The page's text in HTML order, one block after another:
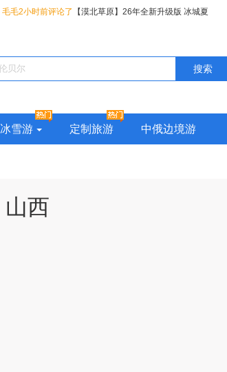
毛毛2小时前评论了 【漠北草原】26年全新升级版 冰城夏
岭最北漠河、邂逅极光北极村、十八站鄂伦春民族乡、纵
览国境线最美331、双子城俄罗斯边境黑河、火山遗迹五
大连池、小兴安岭伊春上甘岭溪水公园、大小兴安岭畅游
10日
吉辽蒙四省全景、盛京沈阳、朝鲜边境丹东、鸭绿江游
船、华美胜地22°清凉小瑞士度假区、YOYO鹿苑、CLU
BMED地中海森林温泉、关东圣山-长白山、高山堰塞湖-
镜泊湖、冰城夏都哈尔滨、丹顶鹤故乡-扎龙、呼伦贝尔
河、火山遗迹五大连池、小兴安岭伊春上甘岭溪水公园、
春风1小时前评论了【东方颂歌】26年全新升级版 黑吉辽
蒙四省全景、盛京沈阳、朝鲜边境丹东、鸭绿江游船、华
美胜地22°清凉小瑞士度假区、YOYO鹿苑、CLUBMED
地中海森林温泉、关东圣山-长白山、高山堰塞湖-镜泊
民族乡、纵览国境线最美331、双子城俄罗斯边境黑河、
冰雪游 定制旅游 中俄边境游
山西